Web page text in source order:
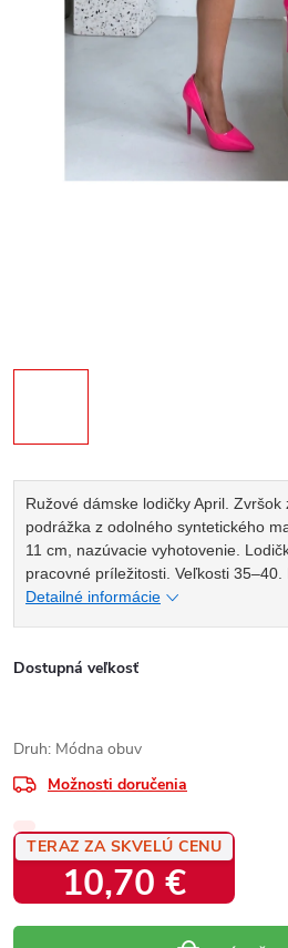
Ružové dámske lodičky April. Zvršok
podrážka z odolného syntetického
11 cm, nazúvacie vyhotovenie.
pracovné príležitosti. Veľkosti 35–40.
Detailné informácie
Dostupná veľkosť
Druh: Módna obuv
Možnosti doručenia
TERAZ ZA SKVELÚ CENU
10,70 €